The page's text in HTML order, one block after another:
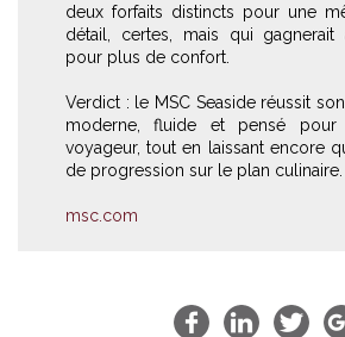
deux forfaits distincts pour une
détail, certes, mais qui
pour plus de confort.
Verdict : le MSC Seaside réussit
moderne, fluide et pensé
voyageur, tout en laissant encore
de progression sur le plan culinaire.
msc.com